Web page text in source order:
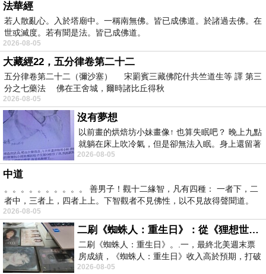
法華經
若人散亂心。入於塔廟中。一稱南無佛。皆已成佛道。於諸過去佛。在
世或滅度。若有聞是法。皆已成佛道。
2026-08-05
大藏經22，五分律卷第二十二
五分律卷第二十二（彌沙塞） 宋罽賓三藏佛陀什共竺道生等 譯 第三
分之七藥法 佛在王舍城，爾時諸比丘得秋
2026-08-05
沒有夢想
以前畫的烘焙坊小妹畫像↑ 也算失眠吧？ 晚上九點
就躺在床上吹冷氣，但是卻無法入眠。身上還留著
四點多跑的六公里的疲
2026-08-05
中道
。。。。。。。。。。 善男子！觀十二緣智，凡有四種： 一者下，二
者中，三者上，四者上上。下智觀者不見佛性，以不見故得聲聞道。
2026-08-05
二刷《蜘蛛人：重生日》：從《狸想世界》到《怪奇物語》
二刷《蜘蛛人：重生日》。.一，最終北美週末票
房成績，《蜘蛛人：重生日》收入高於預期，打破
《復仇者聯盟：終局之戰》記錄，成為
2026-08-05